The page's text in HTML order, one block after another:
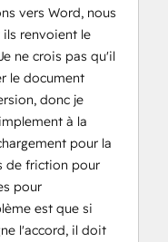
vers Word, nous
renvoient le
ne crois pas qu'il
le document
donc je
à la
pour la
de friction pour
pour
est que si
l'accord, il doit